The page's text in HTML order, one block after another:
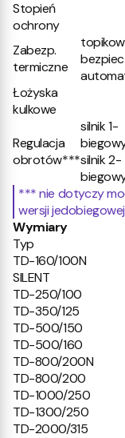
Stopień
ochrony
Zabezp.
termiczne
Łożyska
kulkowe
Regulacja
obrotów***
silnik 1-
silnik 2-
*** nie dotyczy
wersji
Wymiary
Typ
TD-160/100N
SILENT
TD-250/100
TD-350/125
TD-500/150
TD-500/160
TD-800/200N
TD-800/200
TD-1000/250
TD-1300/250
TD-2000/315